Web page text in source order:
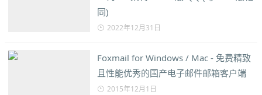
同)
2022年12月31日
Foxmail for Windows / Mac - 免费精致
且性能优秀的国产电子邮件邮箱客户端
2015年12月1日